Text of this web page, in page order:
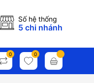
Số hệ thống
5 chi nhánh
0 0